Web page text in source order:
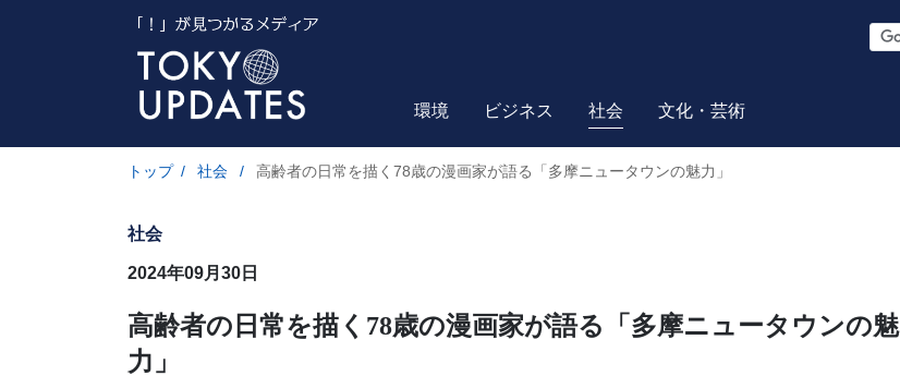
S
r
環境 ビジネス 社会 文化・芸術
トップ / 社会 / 高齢者の日常を描く78歳の漫画家が語る「多摩ニュータウンの魅力」
社会
2024年09月30日
高齢者の日常を描く78歳の漫画家が語る「多摩ニュータウンの魅
力」